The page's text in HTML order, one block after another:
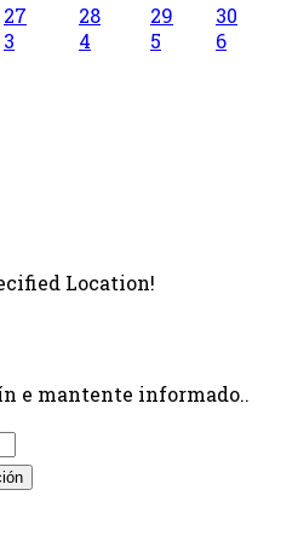
27 28 29
30
3 4 5 6
Location!
e mantente informado..